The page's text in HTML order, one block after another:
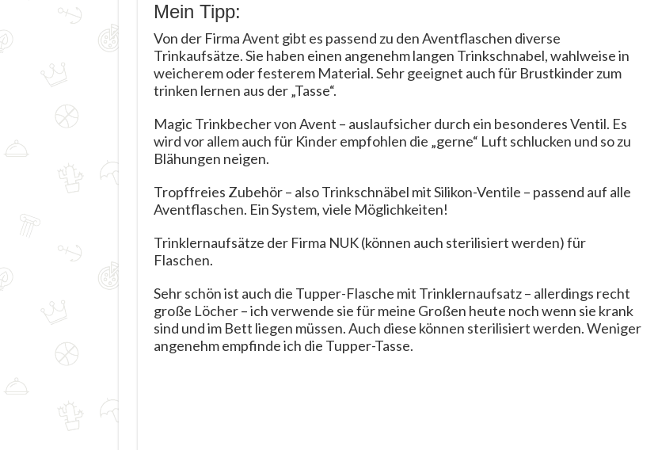
Mein Tipp:
Von der Firma Avent gibt es passend zu den Aventflaschen diverse
Trinkaufsätze. Sie haben einen angenehm langen Trinkschnabel, wahlweise in
weicherem oder festerem Material. Sehr geeignet auch für Brustkinder zum
trinken lernen aus der „Tasse“.
Magic Trinkbecher von Avent – auslaufsicher durch ein besonderes Ventil. Es
wird vor allem auch für Kinder empfohlen die „gerne“ Luft schlucken und so zu
Blähungen neigen.
Tropffreies Zubehör – also Trinkschnäbel mit Silikon-Ventile – passend auf alle
Aventflaschen. Ein System, viele Möglichkeiten!
Trinklernaufsätze der Firma NUK (können auch sterilisiert werden) für
Flaschen.
Sehr schön ist auch die Tupper-Flasche mit Trinklernaufsatz – allerdings recht
große Löcher – ich verwende sie für meine Großen heute noch wenn sie krank
sind und im Bett liegen müssen. Auch diese können sterilisiert werden. Weniger
angenehm empfinde ich die Tupper-Tasse.